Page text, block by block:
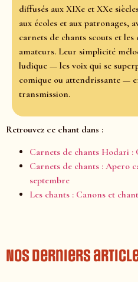
diffusés aux XIXe et XXe
aux écoles et aux patronages,
carnets de chants scouts et les
amateurs. Leur simplicité
ludique — les voix qui se
comique ou attendrissante —
transmission.
Retrouvez ce chant dans :
Carnets de chants Hodari :
Carnets de chants : Apero
septembre
Les chants : Canons et
Nos derniers